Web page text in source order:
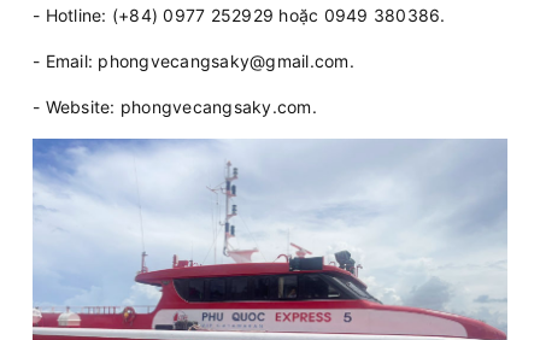
- Hotline: (+84) 0977 252929 hoặc 0949 380386.
- Email: phongvecangsaky@gmail.com.
- Website: phongvecangsaky.com.